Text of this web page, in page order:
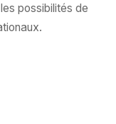
possibilités de